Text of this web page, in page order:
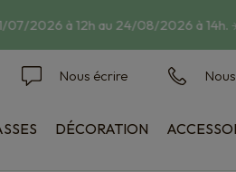
2026 à 12h au 24/08/2026 à 14h.☀️
Nous écrire
DÉCORATION